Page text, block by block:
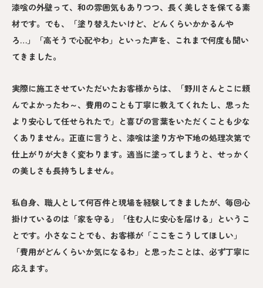
漆喰の外壁って、和の雰囲気もありつつ、長く美しさを保てる素
材です。でも、「塗り替えたいけど、どんくらいかかるんや
ろ…」「高そうで心配やわ」といった声を、これまで何度も聞い
てきました。
実際に施工させていただいたお客様からは、「野川さんとこに頼
んでよかったわ～、費用のことも丁寧に教えてくれたし、思った
より安心して任せられたで」と喜びの言葉をいただくことも少な
くありません。正直に言うと、漆喰は塗り方や下地の処理次第で
仕上がりが大きく変わります。適当に塗ってしまうと、せっかく
の美しさも長持ちしません。
私自身、職人として何百件と現場を経験してきましたが、毎回心
掛けているのは「家を守る」「住む人に安心を届ける」というこ
とです。小さなことでも、お客様が「ここをこうしてほしい」
「費用がどんくらいか気になるわ」と思ったことは、必ず丁寧に
応えます。